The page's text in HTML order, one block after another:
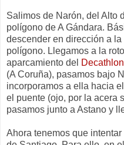
Salimos de Narón, del Alto
polígono de A Gándara.
descender en dirección a
polígono. Llegamos a la
aparcamiento del Decathlon
(A Coruña), pasamos bajo
incorporamos a ella hacia
el puente (ojo, por la acera
pasamos junto a Astano y
Ahora tenemos que